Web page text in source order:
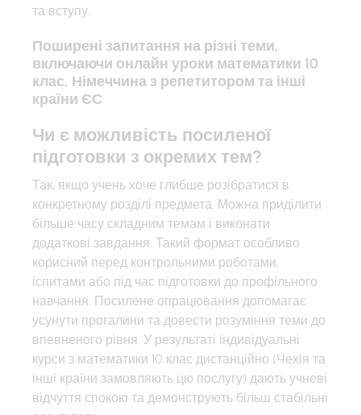
та вступу.
Поширені запитання на різні теми,
включаючи онлайн уроки математики 10
клас, Німеччина з репетитором та інші
країни ЄС
Чи є можливість посиленої
підготовки з окремих тем?
Так, якщо учень хоче глибше розібратися в
конкретному розділі предмета. Можна приділити
більше часу складним темам і виконати
додаткові завдання. Такий формат особливо
корисний перед контрольними роботами,
іспитами або під час підготовки до профільного
навчання. Посилене опрацювання допомагає
усунути прогалини та довести розуміння теми до
впевненого рівня. У результаті індивідуальні
курси з математики 10 клас дистанційно (Чехія та
інші країни замовляють цю послугу) дають учневі
відчуття спокою та демонструють більш стабільні